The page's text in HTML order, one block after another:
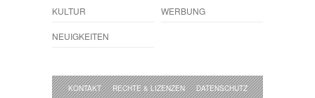
KULTUR
NEUIGKEITEN
WERBUNG
KONTAKT RECHTE & LIZENZEN DATENSCHUTZ